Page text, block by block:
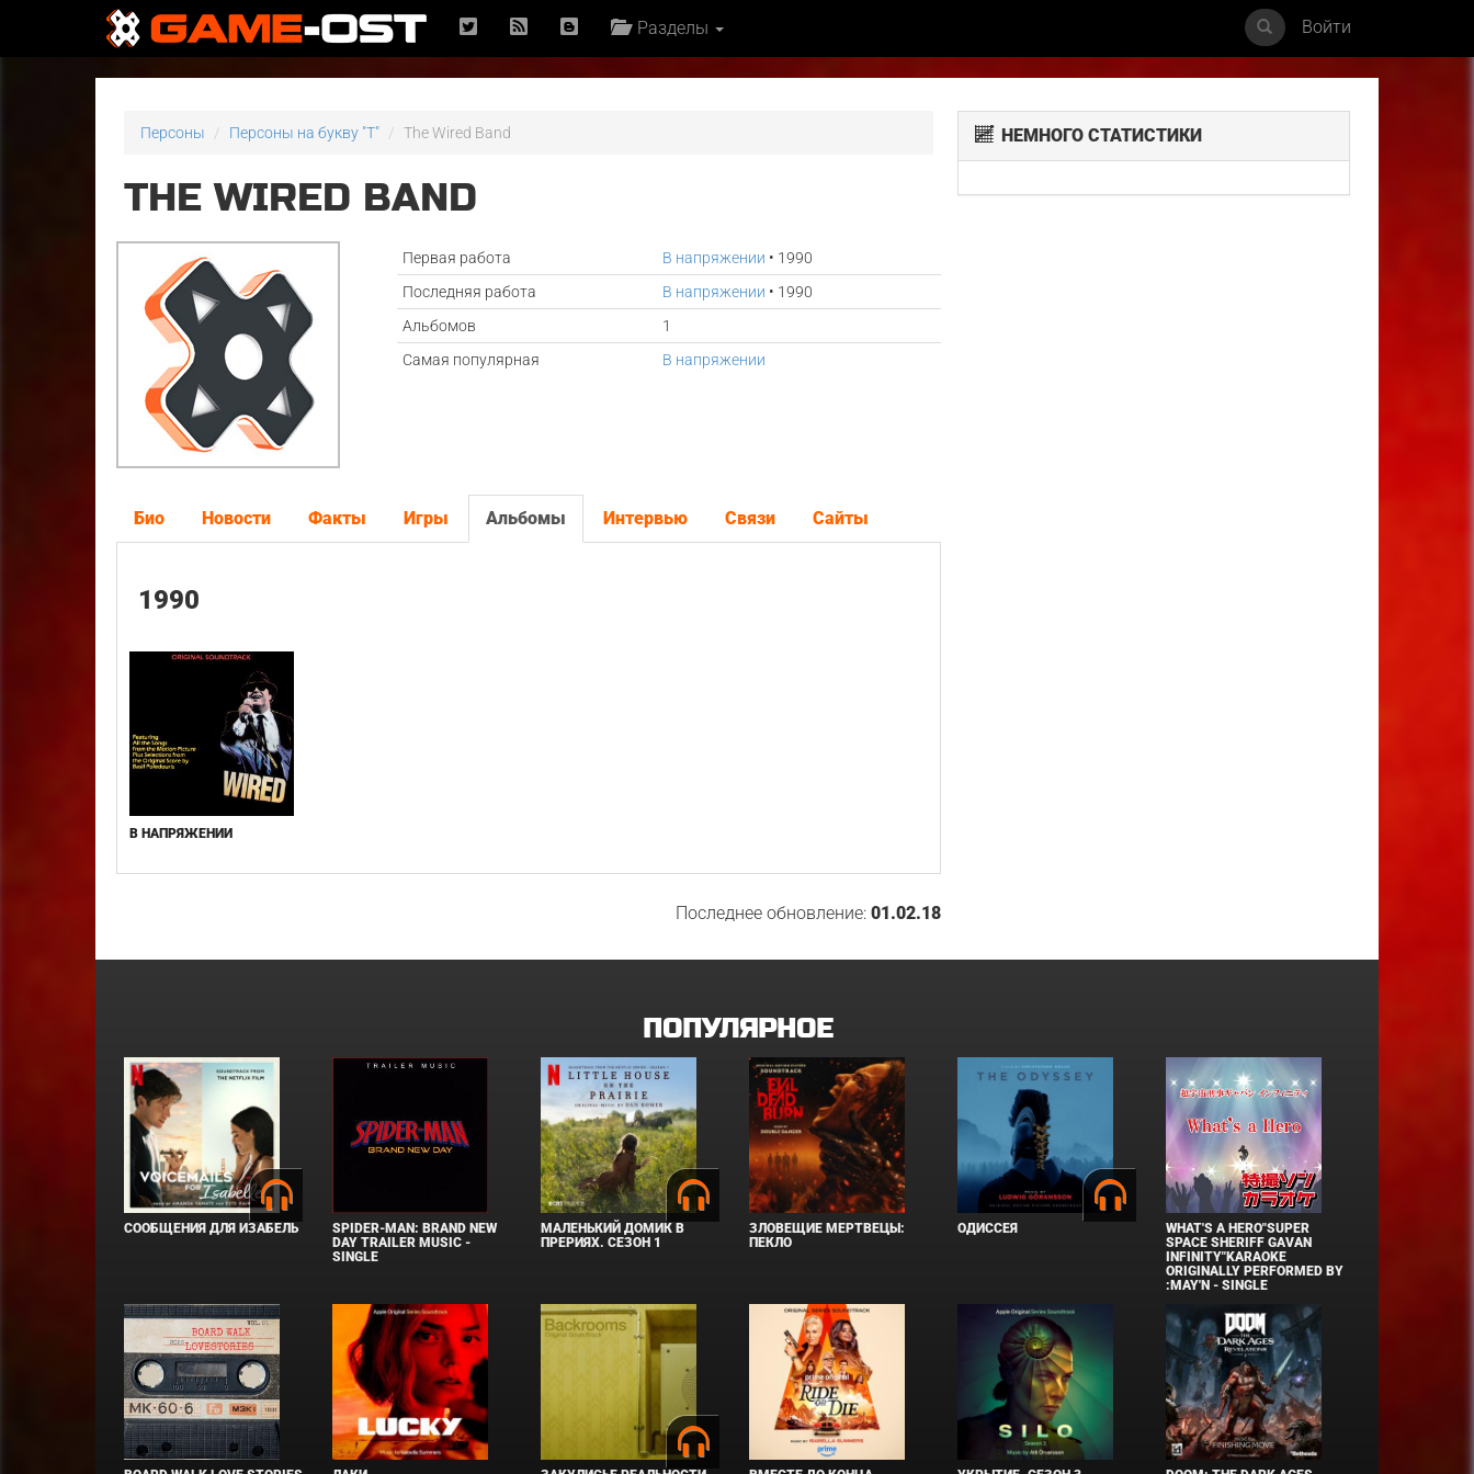
Разделы Войти
Персоны Персоны на букву "T" The Wired Band
THE WIRED BAND
Первая работа В напряжении • 1990
Последняя работа
В напряжении • 1990
Альбомов
1
Самая популярная
В напряжении
Био Новости Факты Игры Альбомы Интервью Связи Сайты
1990
В НАПРЯЖЕНИИ
Последнее обновление: 01.02.18
НЕМНОГО СТАТИСТИКИ
ПОПУЛЯРНОЕ
СООБЩЕНИЯ ДЛЯ ИЗАБЕЛЬ
SPIDER-MAN: BRAND NEW
DAY TRAILER MUSIC -
SINGLE
МАЛЕНЬКИЙ ДОМИК В
ПРЕРИЯХ. СЕЗОН 1
ЗЛОВЕЩИЕ МЕРТВЕЦЫ:
ПЕКЛО
ОДИССЕЯ
WHAT'S A HERO"SUPER
SPACE SHERIFF GAVAN
INFINITY"KARAOKE
ORIGINALLY PERFORMED BY
:MAY'N - SINGLE